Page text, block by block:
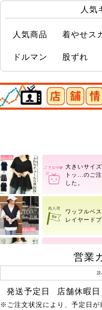
人気
人気商品 着やせス
ドルマン 股ずれ
店舗情報実況中
大きいサイ
トッ
ワッフルベ
レイヤード
大きいサイ
スト
レースフレ
ックギャザ
営業
読
発送予定日 店舗休暇日
※ご注文状況により、予定日が